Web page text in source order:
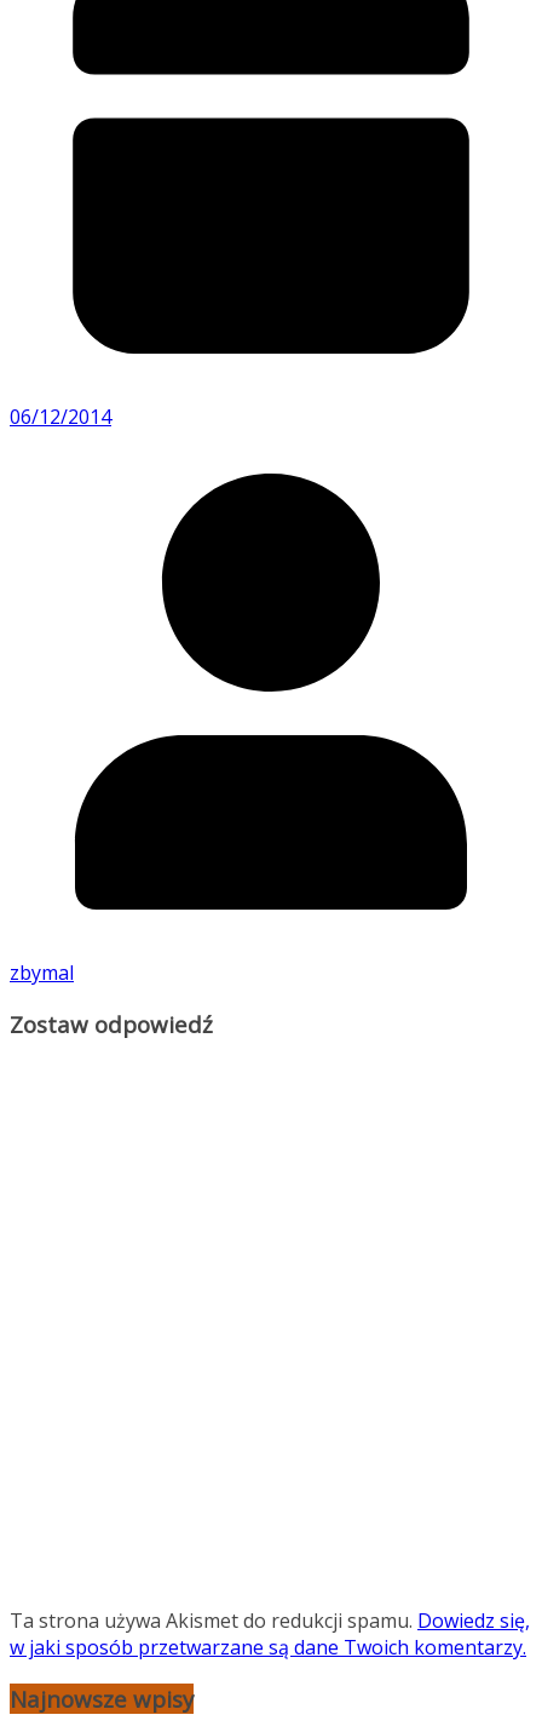
06/12/2014
zbymal
Zostaw odpowiedź
Ta strona używa Akismet do redukcji spamu. Dowiedz się,
w jaki sposób przetwarzane są dane Twoich komentarzy.
Najnowsze wpisy